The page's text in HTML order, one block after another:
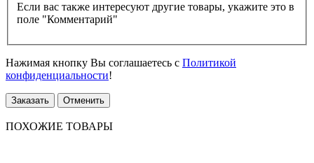
Если вас также интересуют другие товары, укажите это в
поле "Комментарий"
Нажимая кнопку Вы соглашаетесь с Политикой
конфиденциальности!
Заказать Отменить
ПОХОЖИЕ ТОВАРЫ